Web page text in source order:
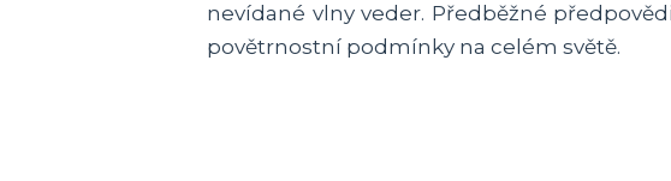
nevídané vlny veder. Předběžné
povětrnostní podmínky na celém světě.